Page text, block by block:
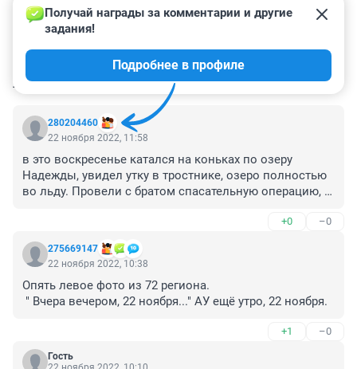
КОММЕНТАРИИ 27
280204460
Получай награды за комментарии и другие
задания!
Подробнее в профиле
22 ноября 2022, 11:58
в это воскресенье катался на коньках по озеру
Надежды, увидел утку в тростнике, озеро полностью
во льду. Провели с братом спасательную операцию,
Выпустили на Обь в районе набережной, мож
выживет?
+0 –0
275669147
22 ноября 2022, 10:38
Опять левое фото из 72 региона.
" Вчера вечером, 22 ноября..." АУ ещё утро, 22 ноября.
+1 –0
Гость